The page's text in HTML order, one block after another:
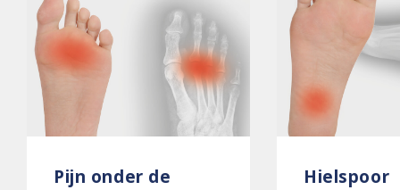
Pijn onder de
Hielspoor